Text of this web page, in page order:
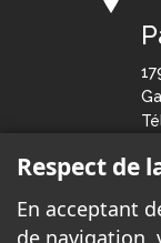
Respect de
En acceptant
de navigation,